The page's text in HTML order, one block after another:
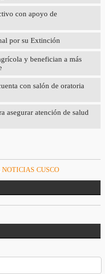
con apoyo de
por su Extinción
y benefician a más
con salón de oratoria
asegurar atención de salud
NOTICIAS CUSCO